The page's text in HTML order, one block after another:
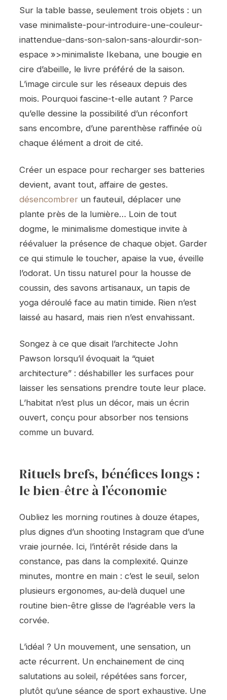
Sur la table basse, seulement trois objets : un
vase minimaliste-pour-introduire-une-couleur-
inattendue-dans-son-salon-sans-alourdir-son-
espace »>minimaliste Ikebana, une bougie en
cire d’abeille, le livre préféré de la saison.
L’image circule sur les réseaux depuis des
mois. Pourquoi fascine-t-elle autant ? Parce
qu’elle dessine la possibilité d’un réconfort
sans encombre, d’une parenthèse raffinée où
chaque élément a droit de cité.
Créer un espace pour recharger ses batteries
devient, avant tout, affaire de gestes.
désencombrer un fauteuil, déplacer une
plante près de la lumière… Loin de tout
dogme, le minimalisme domestique invite à
réévaluer la présence de chaque objet. Garder
ce qui stimule le toucher, apaise la vue, éveille
l’odorat. Un tissu naturel pour la housse de
coussin, des savons artisanaux, un tapis de
yoga déroulé face au matin timide. Rien n’est
laissé au hasard, mais rien n’est envahissant.
Songez à ce que disait l’architecte John
Pawson lorsqu’il évoquait la “quiet
architecture” : déshabiller les surfaces pour
laisser les sensations prendre toute leur place.
L’habitat n’est plus un décor, mais un écrin
ouvert, conçu pour absorber nos tensions
comme un buvard.
Rituels brefs, bénéfices longs :
le bien-être à l’économie
Oubliez les morning routines à douze étapes,
plus dignes d’un shooting Instagram que d’une
vraie journée. Ici, l’intérêt réside dans la
constance, pas dans la complexité. Quinze
minutes, montre en main : c’est le seuil, selon
plusieurs ergonomes, au-delà duquel une
routine bien-être glisse de l’agréable vers la
corvée.
L’idéal ? Un mouvement, une sensation, un
acte récurrent. Un enchainement de cinq
salutations au soleil, répétées sans forcer,
plutôt qu’une séance de sport exhaustive. Une